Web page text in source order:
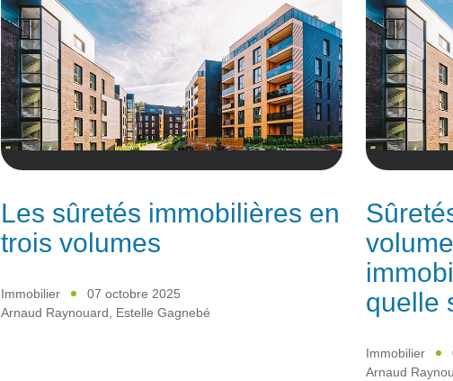
Les sûretés immobilières en
trois volumes
Immobilier
07 octobre 2025
Arnaud Raynouard, Estelle Gagnebé
quelle
Immobilier
Arnaud